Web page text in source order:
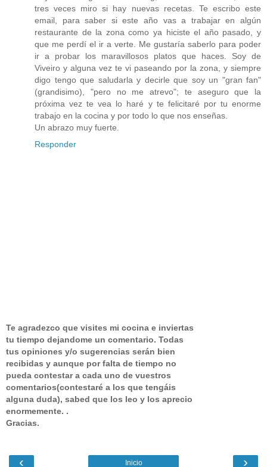
tres veces miro si hay nuevas recetas. Te escribo este
email, para saber si este año vas a trabajar en algún
restaurante de la zona como ya hiciste el año pasado, y
que me perdí el ir a verte. Me gustaría saberlo para poder
ir a probar los maravillosos platos que haces. Soy de
Viveiro y alguna vez te vi paseando por la zona, y siempre
digo tengo que saludarla y decirle que soy un "gran fan"
(grandisimo), "pero no me atrevo"; te aseguro que la
próxima vez te vea lo haré y te felicitaré por tu enorme
trabajo en la cocina y por todo lo que nos enseñas.
Un abrazo muy fuerte.
Responder
Te agradezco que visites mi cocina e inviertas
tu tiempo dejandome un comentario. Todas
tus opiniones y/o sugerencias serán bien
recibidas y aunque por falta de tiempo no
pueda contestar a cada uno de vuestros
comentarios(contestaré a los que tengáis
alguna duda), sabed que los leo y los aprecio
enormemente. .
Gracias.
‹ ›
Inicio